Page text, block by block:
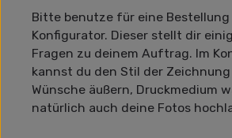
Bitte benutze für eine Bestellung
Konfigurator. Dieser stellt dir
Fragen zu deinem Auftrag. Im
kannst du den Stil der
Wünsche äußern, Druckmedium
natürlich auch deine Fotos